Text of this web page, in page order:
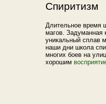
Спиритизм
Длительное время
магов. Задуманная
уникальный сплав
наши дни школа
многих боев на
хорошим